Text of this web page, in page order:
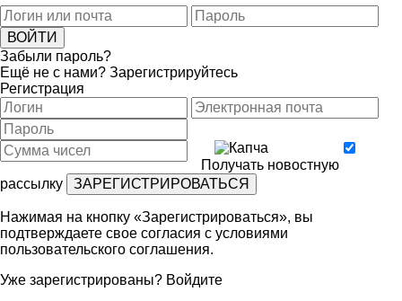
Забыли пароль?
Ещё не с нами? Зарегистрируйтесь
Регистрация
Получать новостную
рассылку
Нажимая на кнопку «Зарегистрироваться», вы
подтверждаете свое согласия с условиями
пользовательского соглашения.
Уже зарегистрированы? Войдите